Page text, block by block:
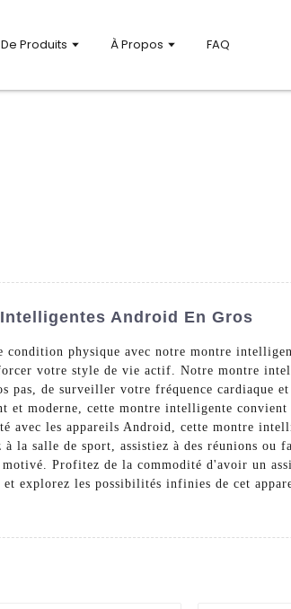
Produits À Propos FAQ
Android En Gros
physique avec notre montre
votre style de vie actif. Notre montre
de surveiller votre fréquence cardiaque et
moderne, cette montre intelligente
avec les appareils Android, cette montre
la salle de sport, assistiez à des réunions ou
Profitez de la commodité d'avoir un
explorez les possibilités infinies de cet